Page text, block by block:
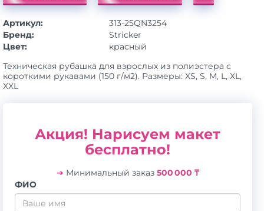
Артикул:
313-25QN3254
Бренд:
Stricker
Цвет:
красный
Техническая рубашка для взрослых из полиэстера с
короткими рукавами (150 г/м2). Размеры: XS, S, M, L, XL,
XXL
Акция! Нарисуем макет
бесплатно!
➔ Минимальный заказ 500 000 ₸
ФИО